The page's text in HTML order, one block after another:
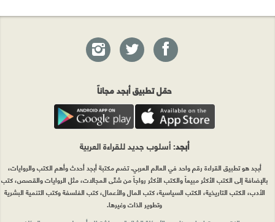
حمّل تطبيق أبجد مجاناً
أبجد: أسلوب جديد للقراءة العربية
أبجد هو تطبيق القراءة رقم واحد في العالم العربي. تضم مكتبة أبجد أحدث وأهم الكتب والروايات،
بالإضافة إلى الكتب الأكثر مبيعاً والكتب الأكثر رواجاً من شتّى المجالات، مثل الروايات والقصص، كتب
الأدب، الكتب التاريخية، الكتب السياسية، كتب المال والأعمال، كتب الفلسفة وكتب التنمية البشرية
وتطوير الذات وغيرها.